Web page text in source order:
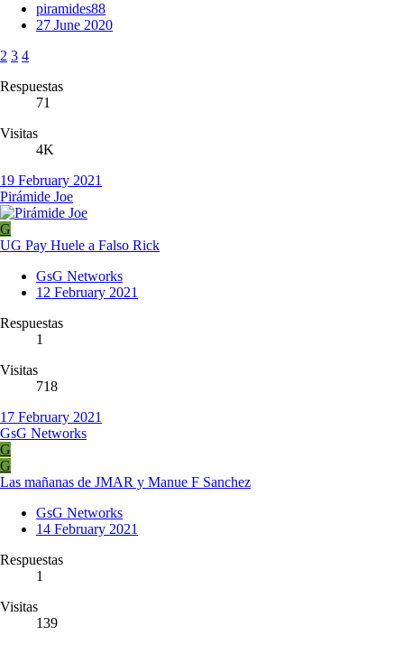
piramides88
27 June 2020
2 3 4
Respuestas
71
Visitas
4K
19 February 2021
Pirámide Joe
G
UG Pay Huele a Falso Rick
GsG Networks
12 February 2021
Respuestas
1
Visitas
718
17 February 2021
GsG Networks
G
G
Las mañanas de JMAR y Manue F Sanchez
GsG Networks
14 February 2021
Respuestas
1
Visitas
139